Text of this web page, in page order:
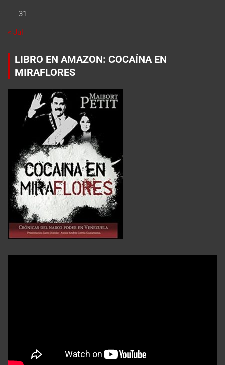
31
« Jul
LIBRO EN AMAZON: COCAÍNA EN
MIRAFLORES